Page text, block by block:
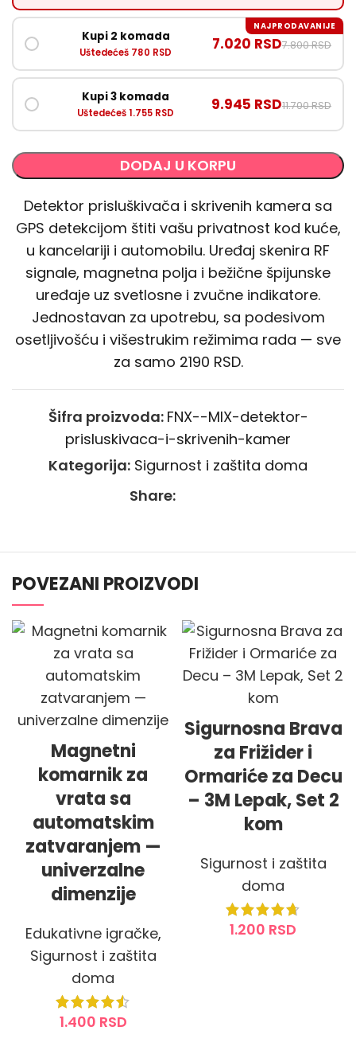
Kupi 2 komada
Uštedećeš 780 RSD 7.020 RSD7.800 RSD
NAJPRODAVANIJE
Kupi 3 komada
Uštedećeš 1.755 RSD 9.945 RSD11.700 RSD
DODAJ U KORPU
Detektor prisluškivača i skrivenih kamera sa
GPS detekcijom štiti vašu privatnost kod kuće,
u kancelariji i automobilu. Uređaj skenira RF
signale, magnetna polja i bežične špijunske
uređaje uz svetlosne i zvučne indikatore.
Jednostavan za upotrebu, sa podesivom
osetljivošću i višestrukim režimima rada — sve
za samo 2190 RSD.
Šifra proizvoda: FNX--MIX-detektor-
prisluskivaca-i-skrivenih-kamer
Kategorija: Sigurnost i zaštita doma
Share:
POVEZANI PROIZVODI
Magnetni
komarnik za
vrata sa
automatskim
zatvaranjem —
univerzalne
dimenzije
Edukativne igračke,
Sigurnost i zaštita
doma
1.400 RSD
Sigurnosna Brava
za Frižider i
Ormariće za Decu
– 3M Lepak, Set 2
kom
Sigurnost i zaštita
doma
1.200 RSD